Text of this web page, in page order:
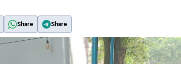
Share Share